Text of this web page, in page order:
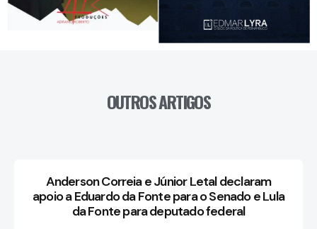
OUTROS ARTIGOS
Anderson Correia e Júnior Letal declaram
apoio a Eduardo da Fonte para o Senado e Lula
da Fonte para deputado federal